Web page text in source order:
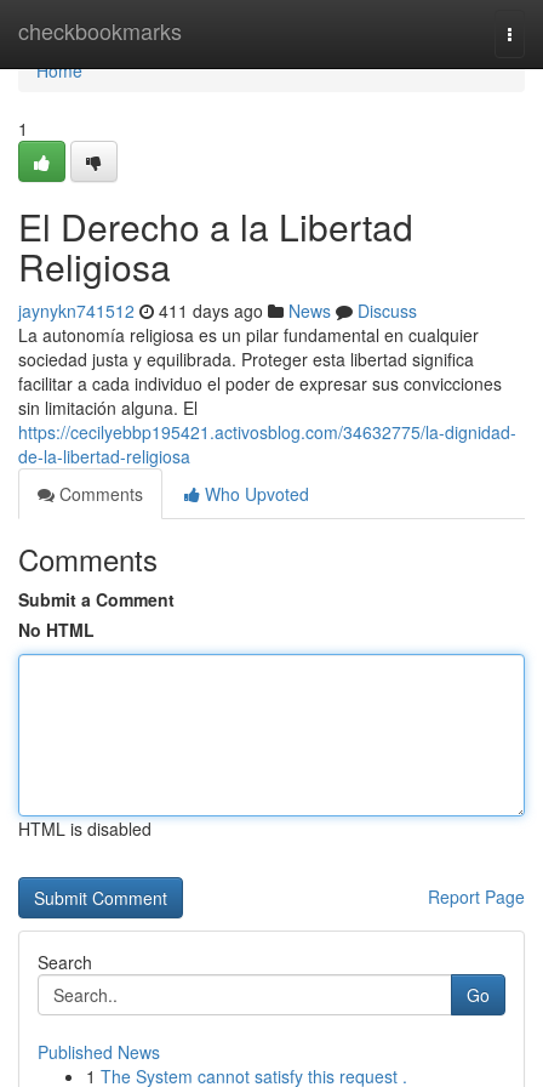
checkbookmarks
Home
Home
1
El Derecho a la Libertad
Religiosa
jaynykn741512 411 days ago News
Discuss
La autonomía religiosa es un pilar fundamental en cualquier
sociedad justa y equilibrada. Proteger esta libertad significa
facilitar a cada individuo el poder de expresar sus convicciones
sin limitación alguna. El
https://cecilyebbp195421.activosblog.com/34632775/la-dignidad-
de-la-libertad-religiosa
Comments
Who Upvoted
Comments
Submit a Comment
No HTML
HTML is disabled
Report Page
Search
Go
Published News
1 The System cannot satisfy this request .